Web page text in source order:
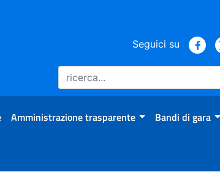
Seguici su
Amministrazione trasparente Bandi di gara